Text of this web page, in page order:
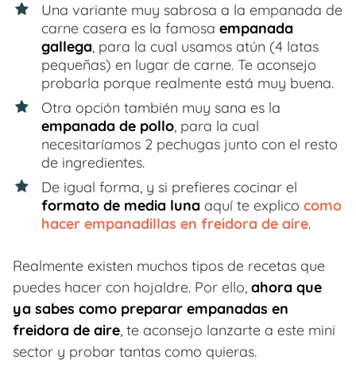
Una variante muy sabrosa a la empanada de
carne casera es la famosa empanada
gallega, para la cual usamos atún (4 latas
pequeñas) en lugar de carne. Te aconsejo
probarla porque realmente está muy buena.
Otra opción también muy sana es la
empanada de pollo, para la cual
necesitaríamos 2 pechugas junto con el resto
de ingredientes.
De igual forma, y si prefieres cocinar el
formato de media luna aquí te explico como
hacer empanadillas en freidora de aire.
Realmente existen muchos tipos de recetas que
puedes hacer con hojaldre. Por ello, ahora que
ya sabes como preparar empanadas en
freidora de aire, te aconsejo lanzarte a este mini
sector y probar tantas como quieras.